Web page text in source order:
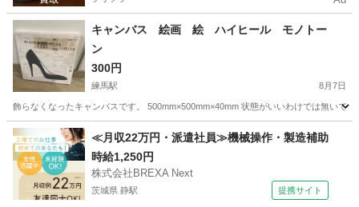
キャンバス 絵画 絵 ハイヒール モノトー
ン
300円
練馬駅 8月7日
飾らなくなったキャンバスです。 500mm×500mm×40mm 状態がいいわけでは無いで
東京 練馬区 練馬駅 インテリア雑貨/小物 キャンバス
≪月収22万円・派遣社員≫機械操作・製造補助
時給1,250円
株式会社BREXA Next
茨城県 静駅 提携サイト